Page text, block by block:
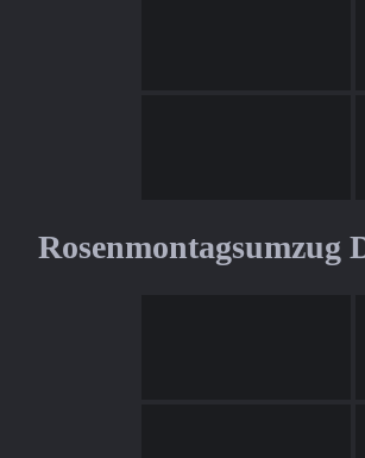
Rosenmontagsumzug